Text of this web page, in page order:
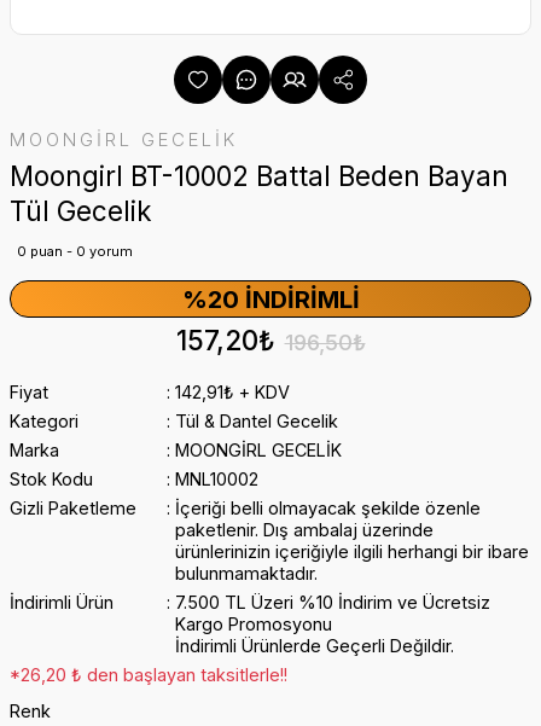
MOONGİRL GECELİK
Moongirl BT-10002 Battal Beden Bayan
Tül Gecelik
0 puan - 0 yorum
%20 İNDIRIMLI
157,20₺ 196,50₺
Fiyat
142,91₺ + KDV
Kategori
Tül & Dantel Gecelik
Marka
MOONGİRL GECELİK
Stok Kodu
MNL10002
Gizli Paketleme
İçeriği belli olmayacak şekilde özenle
paketlenir. Dış ambalaj üzerinde
ürünlerinizin içeriğiyle ilgili herhangi bir ibare
bulunmamaktadır.
İndirimli Ürün
7.500 TL Üzeri %10 İndirim ve Ücretsiz
Kargo Promosyonu
İndirimli Ürünlerde Geçerli Değildir.
*26,20 ₺ den başlayan taksitlerle!!
Renk